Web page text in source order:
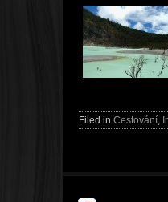
Filed in Cestování,